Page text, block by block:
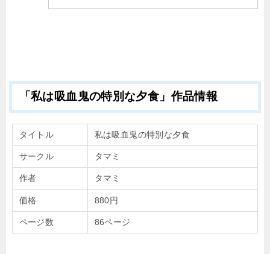
「私は吸血鬼の特別な夕食」作品情報
タイトル 私は吸血鬼の特別な夕食
サークル タマミ
作者 タマミ
価格 880円
ページ数 86ページ